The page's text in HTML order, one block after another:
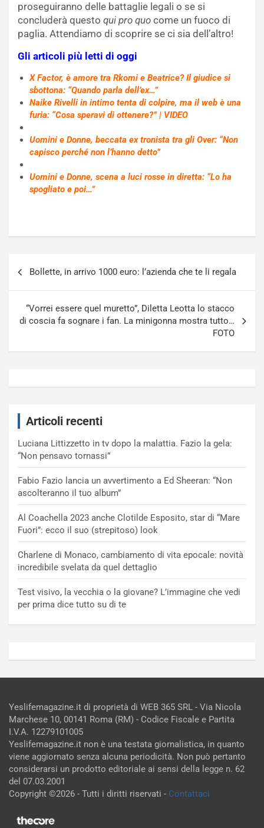
proseguiranno delle battaglie legali o se si
concluderà questo qui pro quo come un fuoco di
paglia. Attendiamo di scoprire se ci sia dell’altro!
Gli articoli più letti di oggi
X Factor, è amore tra Rkomi e Beatrice? Il giudice si
sbottona: “Quando parla dell’ex…”
Naike Rivelli in intimo tenta di colpire, ma il web è una
furia: “Cosa speravi di ottenere?” | VIDEO
Uomini e Donne, beccata ex tronista tra gli Over: “Non
capisco perché non l’hanno detto”
Uomini e Donne, scena a luci rosse in diretta: “Lo ha
spogliato e poi…”
Bollette, in arrivo 1000 euro: l’azienda che te li regala
“Vorrei essere quel muretto”, Diletta Leotta lo stacco
di coscia fa sognare i fan. La minigonna mostra tutto…
FOTO
Articoli recenti
Luciana Littizzetto in tv dopo la malattia. Fazio la gela:
“Non pensavo tornassi”
Fabio Fazio lancia un avvertimento a Ed Sheeran: “Non
ascolteranno il tuo album”
Al Coachella 2023 anche Clotilde Esposito, star di “Mare
Fuori”: ecco il suo (strepitoso) look
Charlene di Monaco, cambiamento di vita epocale: novità
incredibile svelata da quel dettaglio
Test visivo, la vecchia o la giovane? L’immagine che vedi
per prima dice tutto su di te
Yeslifemagazine.it di proprietà di WEB 365 SRL - Via Nicola
Marchese 10, 00141 Roma (RM) - Codice Fiscale e Partita
I.V.A. 12279101005
Yeslifemagazine.it non è una testata giornalistica, in quanto
viene aggiornato senza alcuna periodicità. Non può pertanto
considerarsi un prodotto editoriale ai sensi della legge n. 62
del 07.03.2001
Copyright ©2026 - Tutti i diritti riservati - Contattaci